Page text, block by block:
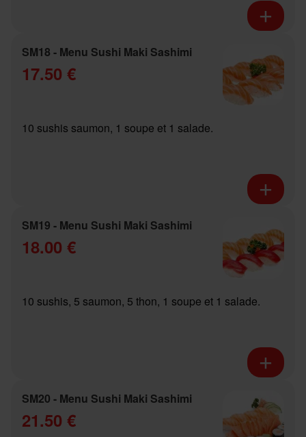
SM18 - Menu Sushi Maki Sashimi
17.50 €
10 sushis saumon, 1 soupe et 1 salade.
SM19 - Menu Sushi Maki Sashimi
18.00 €
10 sushis, 5 saumon, 5 thon, 1 soupe et 1 salade.
SM20 - Menu Sushi Maki Sashimi
21.50 €